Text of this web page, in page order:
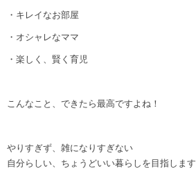
・キレイなお部屋
・オシャレなママ
・楽しく、賢く育児
こんなこと、できたら最高ですよね！
やりすぎず、雑になりすぎない
自分らしい、ちょうどいい暮らしを目指します